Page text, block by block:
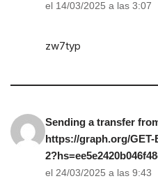
el 14/03/2025 a las 3:07
zw7typ
Sending a transfer
https://graph.org/GET-
el 24/03/2025 a las 9:43